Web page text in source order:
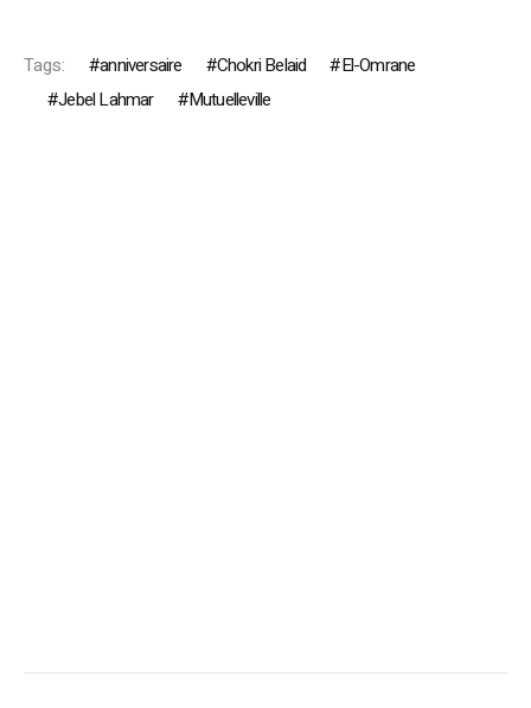
Tags: anniversaire Chokri Belaid
El-Omrane
Jebel Lahmar
Mutuelleville